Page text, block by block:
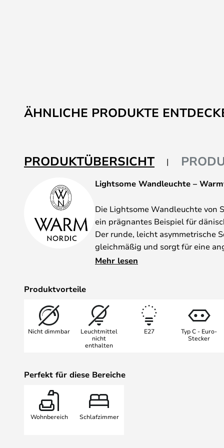
ÄHNLICHE PRODUKTE
PRODUKTÜBERSICHT
Lightsome Wandleuchte –
Die Lightsome Wandleuchte von
ein prägnantes Beispiel für
Der runde, leicht asymmetrische
gleichmäßig und sorgt für eine
lackierte Stahlkonstruktion bringt
Lightsome ist Teil einer Serie, die
als Wand- und Stehleuchte
Zuhause integrieren lässt.
Leuchtendesignern der
durchdachte Lichtführung aus.
Mehr lesen
Produktvorteile
Nicht dimmbar
Leuchtmittel
nicht
enthalten
E27
Typ C - Euro-
Stecker
Perfekt für diese Bereiche
Wohnbereich Schlafzimmer